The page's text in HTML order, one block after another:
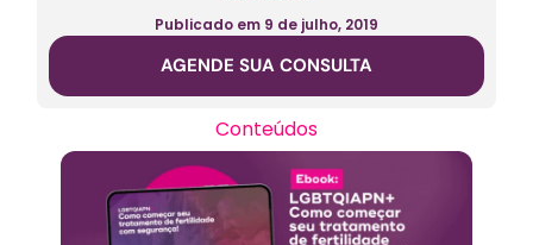
Publicado em 9 de julho, 2019
AGENDE SUA CONSULTA
Conteúdos